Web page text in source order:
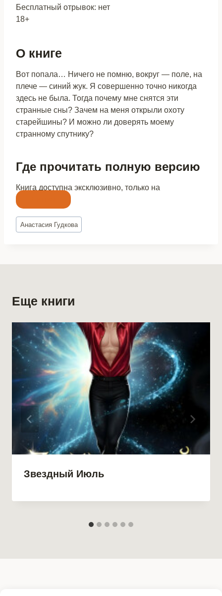
Бесплатный отрывок: нет
18+
О книге
Вот попала… Ничего не помню, вокруг — поле, на
плече — синий жук. Я совершенно точно никогда
здесь не была. Тогда почему мне снятся эти
странные сны? Зачем на меня открыли охоту
старейшины? И можно ли доверять моему
странному спутнику?
Где прочитать полную версию
Книга доступна эксклюзивно, только на
Метки
записи:
Анастасия Гудкова
Еще книги
Звездный Июль